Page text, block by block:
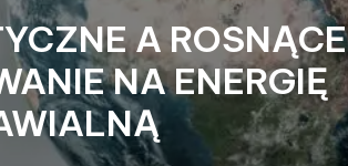
A ROSNĄCE
NA ENERGIĘ